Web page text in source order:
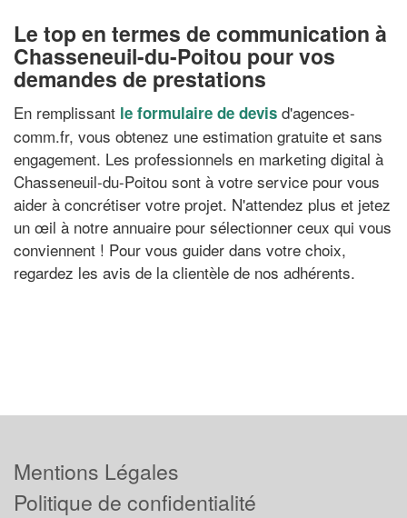
Le top en termes de communication à
Chasseneuil-du-Poitou pour vos
demandes de prestations
En remplissant le formulaire de devis d'agences-
comm.fr, vous obtenez une estimation gratuite et sans
engagement. Les professionnels en marketing digital à
Chasseneuil-du-Poitou sont à votre service pour vous
aider à concrétiser votre projet. N'attendez plus et jetez
un œil à notre annuaire pour sélectionner ceux qui vous
conviennent ! Pour vous guider dans votre choix,
regardez les avis de la clientèle de nos adhérents.
Mentions Légales
Politique de confidentialité